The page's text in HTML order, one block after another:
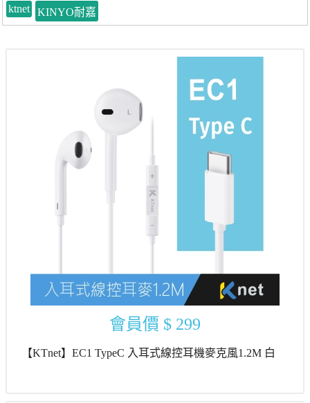
ktnet KINYO耐嘉
會員價 $ 299
【KTnet】EC1 TypeC 入耳式線控耳機麥克風1.2M 白